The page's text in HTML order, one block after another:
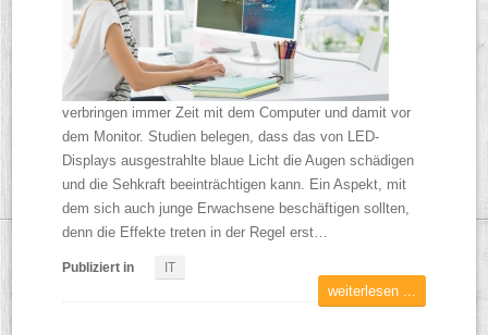
verbringen immer Zeit mit dem Computer und damit vor
dem Monitor. Studien belegen, dass das von LED-
Displays ausgestrahlte blaue Licht die Augen schädigen
und die Sehkraft beeinträchtigen kann. Ein Aspekt, mit
dem sich auch junge Erwachsene beschäftigen sollten,
denn die Effekte treten in der Regel erst…
Publiziert in IT
weiterlesen ...